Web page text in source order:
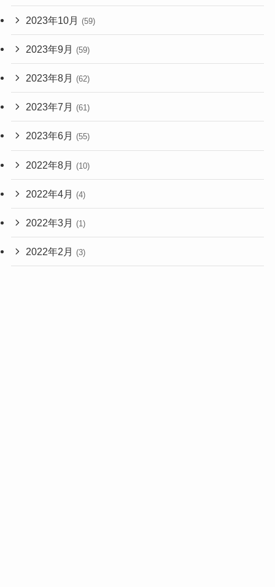
2023年10月 (59)
2023年9月 (59)
2023年8月 (62)
2023年7月 (61)
2023年6月 (55)
2022年8月 (10)
2022年4月 (4)
2022年3月 (1)
2022年2月 (3)